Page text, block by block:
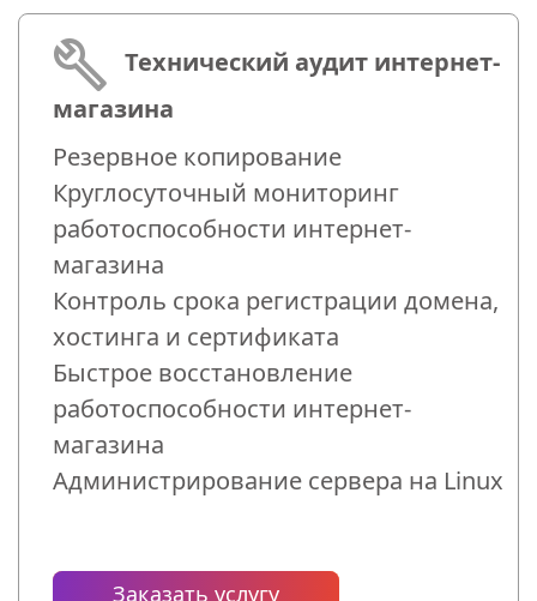
Технический аудит интернет-
магазина
Резервное копирование
Круглосуточный мониторинг
работоспособности интернет-
магазина
Контроль срока регистрации домена,
хостинга и сертификата
Быстрое восстановление
работоспособности интернет-
магазина
Администрирование сервера на Linux
Заказать услугу